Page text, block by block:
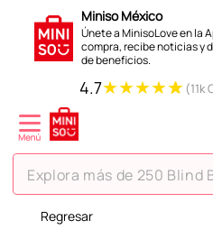
Miniso México
Únete a MinisoLove en la
compra, recibe noticias y
de beneficios.
4.7★★★★★ (11k
Explora más de 250 Blind Box
Regresar
TÉRMINOS MÁS BUSCADOS